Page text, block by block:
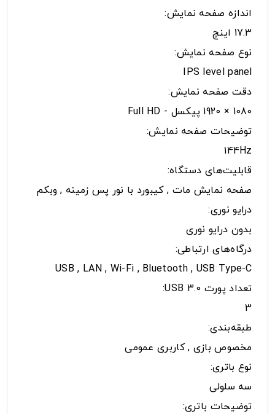
اندازه صفحه نمایش:
17.3 اینچ
نوع صفحه نمایش:
IPS level panel
دقت صفحه نمایش:
1080 × 1920 پیکسل - Full HD
توضیحات صفحه نمایش:
144Hz
قابلیت‌های دستگاه:
صفحه نمایش مات , کیبورد با نور پس زمینه , وبکم
درایو نوری:
بدون درایو نوری
درگاه‌های ارتباطی:
USB , LAN , Wi-Fi , Bluetooth , USB Type-C
تعداد پورت USB 3.0:
3
طبقه‌بندی:
مخصوص بازی , کاربری عمومی
نوع باتری:
سه سلولی
توضیحات باتری: